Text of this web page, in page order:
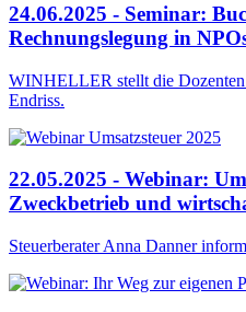
24.06.2025 - Seminar:
Rechnungslegung in
WINHELLER stellt die Dozenten
Endriss.
22.05.2025 - Webinar:
Zweckbetrieb und
Steuerberater Anna Danner